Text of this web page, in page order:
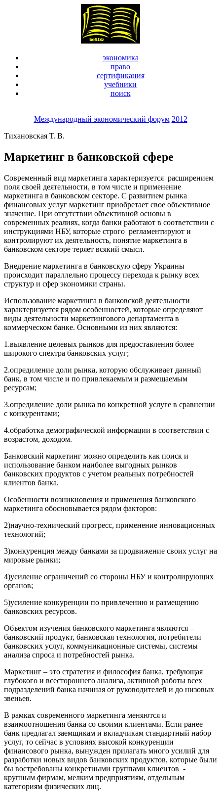
экономика
право
сертификация
учебники
поиск
Международный экономический форум 2012
Тихановская Т. В.
Маркетинг в банковской сфере
Современный вид маркетинга характеризуется расширением
поля своей деятельности, в том числе и применение
маркетинга в банковском секторе. С развитием рынка
финансовых услуг маркетинг приобретает свое объективное
значение. При отсутствии объективной основы в
современных реалиях, когда банки работают в соответствии с
инструкциями НБУ, которые строго регламентируют и
контролируют их деятельность, понятие маркетинга в
банковском секторе теряет всякий смысл.
Внедрение маркетинга в банковскую сферу Украины
происходит параллельно процессу перехода к рынку всех
структур и сфер экономики страны.
Использование маркетинга в банковской деятельности
характеризуется рядом особенностей, которые определяют
виды деятельности маркетингового департамента в
коммерческом банке. Основными из них являются:
1.выявление целевых рынков для предоставления более
широкого спектра банковских услуг;
2.опредиление доли рынка, которую обслуживает данный
банк, в том числе и по привлекаемым и размещаемым
ресурсам;
3.опредиление доли рынка по конкретной услуге в сравнении
с конкурентами;
4.обработка демографической информации в соответствии с
возрастом, доходом.
Банковский маркетинг можно определить как поиск и
использование банком наиболее выгодных рынков
банковских продуктов с учетом реальных потребностей
клиентов банка.
Особенности возникновения и применения банковского
маркетинга обосновывается рядом факторов:
2)научно-технический прогресс, применение инновационных
технологий;
3)конкуренция между банками за продвижение своих услуг на
мировые рынки;
4)усиление ограничений со стороны НБУ и контролирующих
органов;
5)усиление конкуренции по привлечению и размещению
банковских ресурсов.
Объектом изучения банковского маркетинга являются –
банковский продукт, банковская технология, потребители
банковских услуг, коммуникационные системы, системы
анализа спроса и потребностей рынка.
Маркетинг – это стратегия и философия банка, требующая
глубокого и всестороннего анализа, активной работы всех
подразделений банка начиная от руководителей и до низовых
звеньев.
В рамках современного маркетинга меняются и
взаимоотношения банка со своими клиентами. Если ранее
банк предлагал заемщикам и вкладчикам стандартный набор
услуг, то сейчас в условиях высокой конкуренции
финансового рынка, вынужден прилагать много усилий для
разработки новых видов банковских продуктов, которые были
бы востребованы конкретными группами клиентов -
крупным фирмам, мелким предприятиям, отдельным
категориям физических лиц.